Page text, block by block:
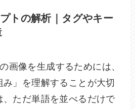
トの解析｜タグやキー
画像を生成するためには、
」を理解することが大切
、ただ単語を並べるだけで